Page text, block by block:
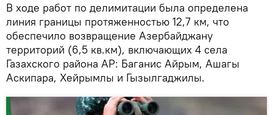
В ходе работ по делимитации была определена
линия границы протяженностью 12,7 км, что
обеспечило возвращение Азербайджану
территорий (6,5 кв.км), включающих 4 села
Газахского района АР: Баганис Айрым, Ашагы
Аскипара, Хейрымлы и Гызылгаджилы.